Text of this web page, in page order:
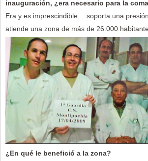
inauguración, ¿era necesario para la
Era y es imprescindible… soporta una
atiende una zona de más de 26.000
¿En qué le benefició a la zona?